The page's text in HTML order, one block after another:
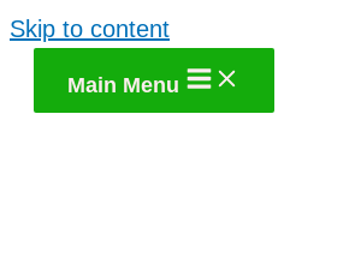
Skip to content
Main Menu